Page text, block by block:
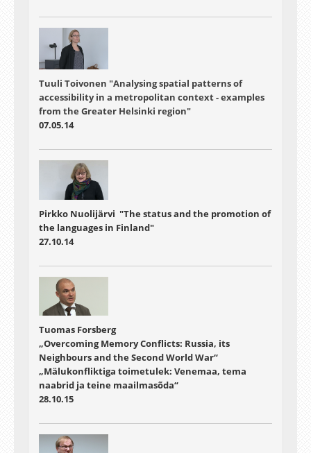
Tuuli Toivonen "Analysing spatial patterns of
accessibility in a metropolitan context - examples
from the Greater Helsinki region"
07.05.14
Pirkko Nuolijärvi "The status and the promotion of
the languages in Finland"
27.10.14
Tuomas Forsberg
„Overcoming Memory Conflicts: Russia, its
Neighbours and the Second World War“
„Mälukonfliktiga toimetulek: Venemaa, tema
naabrid ja teine maailmasõda“
28.10.15